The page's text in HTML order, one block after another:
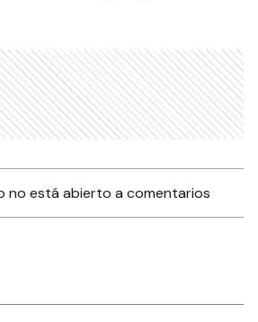
no está abierto a comentarios